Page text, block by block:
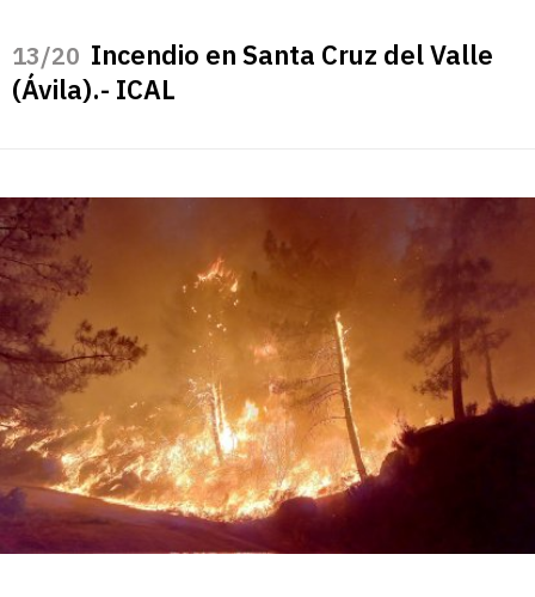
/20 Incendio en Santa Cruz del Valle
(Ávila).- ICAL